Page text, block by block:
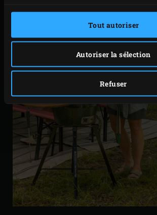
Tout autoriser
Autoriser la sélection
Refuser